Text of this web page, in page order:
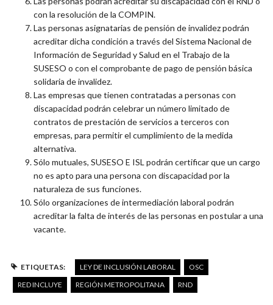
con la resolución de la COMPIN.
Las personas asignatarias de pensión de invalidez podrán
acreditar dicha condición a través del Sistema Nacional de
Información de Seguridad y Salud en el Trabajo de la
SUSESO o con el comprobante de pago de pensión básica
solidaria de invalidez.
Las empresas que tienen contratadas a personas con
discapacidad podrán celebrar un número limitado de
contratos de prestación de servicios a terceros con
empresas, para permitir el cumplimiento de la medida
alternativa.
Sólo mutuales, SUSESO E ISL podrán certificar que un cargo
no es apto para una persona con discapacidad por la
naturaleza de sus funciones.
Sólo organizaciones de intermediación laboral podrán
acreditar la falta de interés de las personas en postular a una
vacante.
ETIQUETAS: LEY DE INCLUSIÓN LABORAL
OSC
RED INCLUYE
REGIÓN METROPOLITANA RND